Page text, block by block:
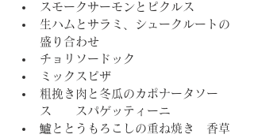
スモークサーモンとピクルス
生ハムとサラミ、シュークルートの
盛り合わせ
チョリソードック
ミックスピザ
粗挽き肉と冬瓜のカポナータソー
ス　　スパゲッティーニ
鱸ととうもろこしの重ね焼き　香草